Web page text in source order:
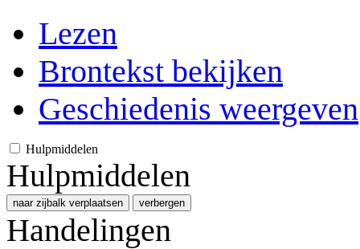
Lezen
Brontekst bekijken
Geschiedenis weergeven
Hulpmiddelen
Hulpmiddelen
naar zijbalk verplaatsen verbergen
Handelingen